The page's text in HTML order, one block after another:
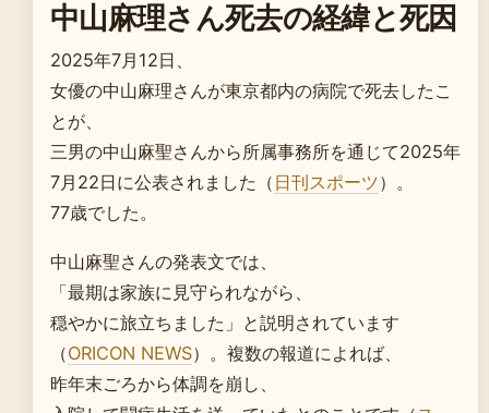
中山麻理さん死去の経緯と死因
2025年7月12日、
女優の中山麻理さんが東京都内の病院で死去したこ
とが、
三男の中山麻聖さんから所属事務所を通じて2025年
7月22日に公表されました（ 日刊スポーツ）。
77歳でした。
中山麻聖さんの発表文では、
「最期は家族に見守られながら、
穏やかに旅立ちました」と説明されています
（ORICON NEWS）。複数の報道によれば、
昨年末ごろから体調を崩し、